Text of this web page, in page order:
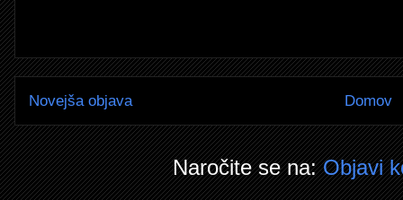
Novejša objava Domov
Naročite se na:Objavi